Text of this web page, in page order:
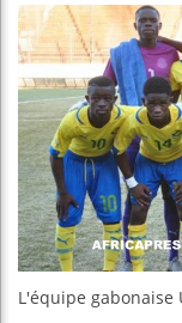
L'équipe gabonaise